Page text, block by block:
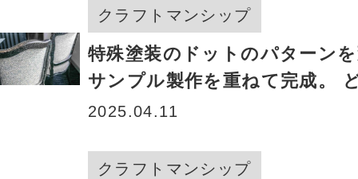
クラフトマンシップ
特殊塗装のドットのパターン
サンプル製作を重ねて完成。
ない新たなクラシックモダン
2025.04.11
クラフトマンシップ